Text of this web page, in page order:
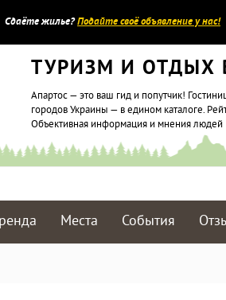
Сдаёте жилье?Подайте своё объявление у нас!
ТУРИЗМ И ОТДЫХ
Апартос — это ваш гид и попутчик!
городов Украины — в едином каталоге.
Объективная информация и мнения людей
Места События